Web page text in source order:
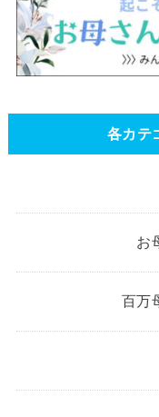
各カテ
お
百万